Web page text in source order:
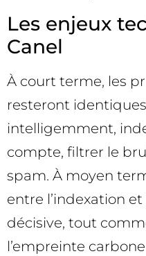
Les enjeux
Canel
À court terme, les
resteront
intelligemment,
compte, filtrer le
spam. À moyen
entre l’indexation
décisive, tout
l’empreinte